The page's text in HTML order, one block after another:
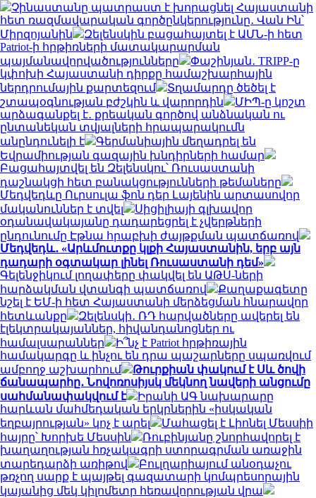
Չինաստանը պատրաստ է խորացնել Հայաստանի
հետ ռազմավարական գործընկերությունը․ Վան Ին՝
Միրզոյանին
Զելենսկին բացահայտել է ԱՄՆ-ի հետ
Patriot-ի հրթիռների մատակարարման
պայմանավորվածությունները
Փաշինյան․ TRIPP-ը
կփոխի Հայաստանի դիրքը համաշխարհային
ներդրումային քարտեզում
Տղամարդը ծեծել է
շտապօգնության բժշկին և վարորդին
ՄԻՊ-ը կոշտ
արձագանքել է․ քրեական գործով անձնական ու
ընտանեկան տվյալների հրապարակումն
անընդունելի է
Գերմանիային մեղադրել են
Եվրամիության գազային խնդիրների համար
Բացահայտվել են Զելենսկու՝ Ռուսաստանի
դաշնակցի հետ բանակցությունների թեմաները
Մեդվեդևը Ուրսուլա ֆոն դեր Լայենին արտասովոր
մականուններ է տվել
Սիցիլիայի գլխավոր
օդանավակայանը դադարեցրել է չվերթների
ընդունումը Էթնա հրաբխի ժայթքման պատճառով
Մեդվեդև․ «Արևմուտքը կլքի Հայաստանին, երբ այն
դադարի օգտակար լինել Ռուսաստանի դեմ»
Գելենջիկում լողափերը փակվել են ԱԹՍ-ների
հարձակման վտանգի պատճառով
Քաղաքագետը
նշել է ԵՄ-ի հետ Հայաստանի մերձեցման հնարավոր
հետևանքը
Զելենսկի․ ՌԴ հարվածները ավերել են
էլեկտրակայաններ, հիվանդանոցներ ու
համալսարաններ
Ի՞նչ է Patriot հրթիռային
համակարգը և ինչու են դրա պաշարները սպառվում
ամբողջ աշխարհում
Թուրքիան փակում է Սև ծովի
ճանապարհը․ Նովոռոսիյսկ մեկնող նավերի անցումը
սահմանափակվում է
Իրանի ԱԳ նախարարը
հարևան մահմեդական երկրներին «իսկական
եղբայրության» կոչ է արել
Մահացել է Լիոնել Մեսսիի
հայրը՝ Խորխե Մեսսին
Ռուբինյանը շնորհավորել է
խաղաղության հռչակագրի ստորագրման առաջին
տարեդարձի առիթով
Բուլղարիայում անօդաչու
թռչող սարք է պայթել գազատարի կոմպրեսորային
կայանից մեկ կիլոմետր հեռավորության վրա